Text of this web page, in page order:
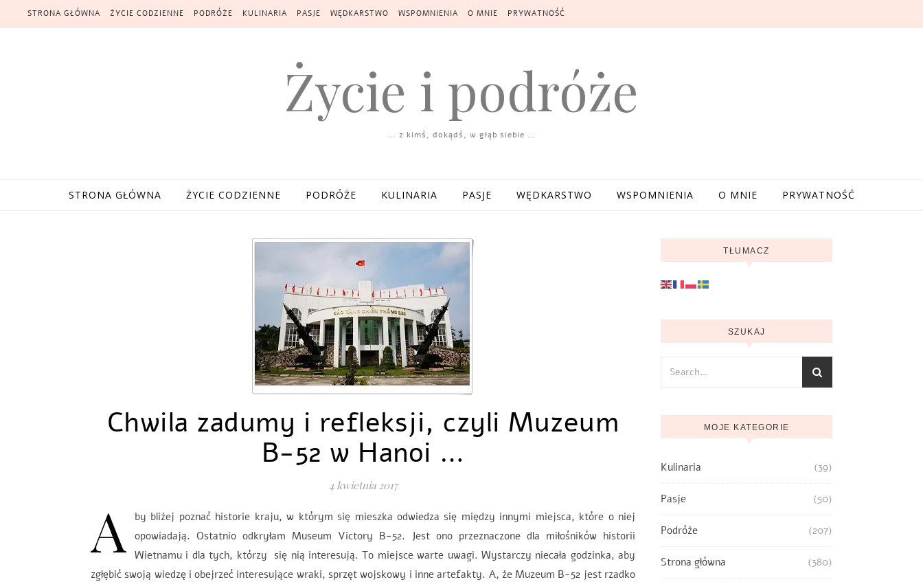
Skip to content
STRONA GŁÓWNA ŻYCIE CODZIENNE PODRÓŻE KULINARIA PASJE WĘDKARSTWO WSPOMNIENIA O MNIE PRYWATNOŚĆ
Życie i podróże
… z kimś, dokądś, w głąb siebie …
STRONA GŁÓWNA ŻYCIE CODZIENNE PODRÓŻE KULINARIA PASJE WĘDKARSTWO WSPOMNIENIA O MNIE PRYWATNOŚĆ
Chwila zadumy i refleksji, czyli Muzeum
B-52 w Hanoi …
4 kwietnia 2017
A
by bliżej poznać historie kraju, w którym się mieszka odwiedza się między innymi miejsca, które o niej
opowiadają. Ostatnio odkryłam Museum Victory B-52. Jest ono przeznaczone dla miłośników historii
Wietnamu i dla tych, którzy się nią interesują. To miejsce warte uwagi. Wystarczy niecała godzinka, aby
zgłębić swoją wiedzę i obejrzeć interesujące wraki, sprzęt wojskowy i inne artefakty. A, że Muzeum B-52 jest rzadko
TŁUMACZ
SZUKAJ
MOJE KATEGORIE
Kulinaria (39)
Pasje (50)
Podróże (207)
Strona główna (380)